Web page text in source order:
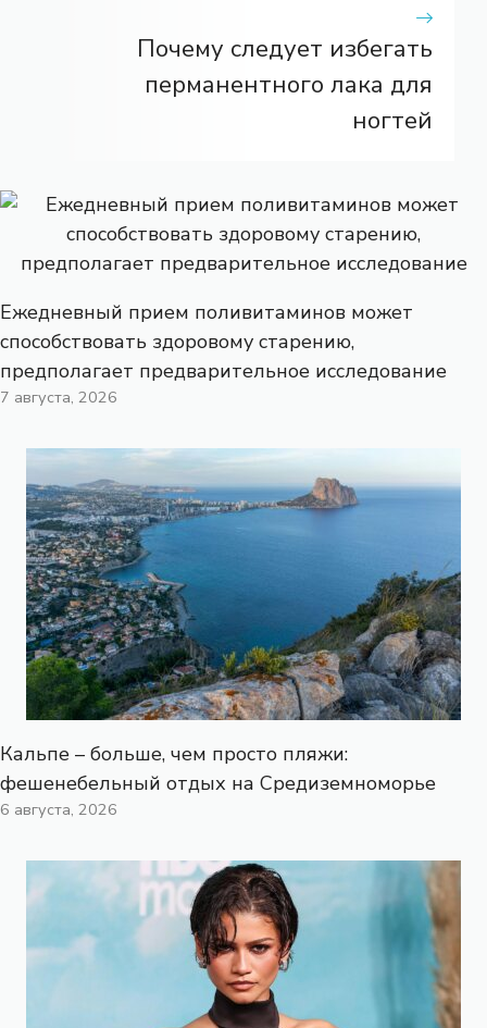
Почему следует избегать
перманентного лака для
ногтей
Ежедневный прием поливитаминов может
способствовать здоровому старению,
предполагает предварительное исследование
7 августа, 2026
Кальпе – больше, чем просто пляжи:
фешенебельный отдых на Средиземноморье
6 августа, 2026